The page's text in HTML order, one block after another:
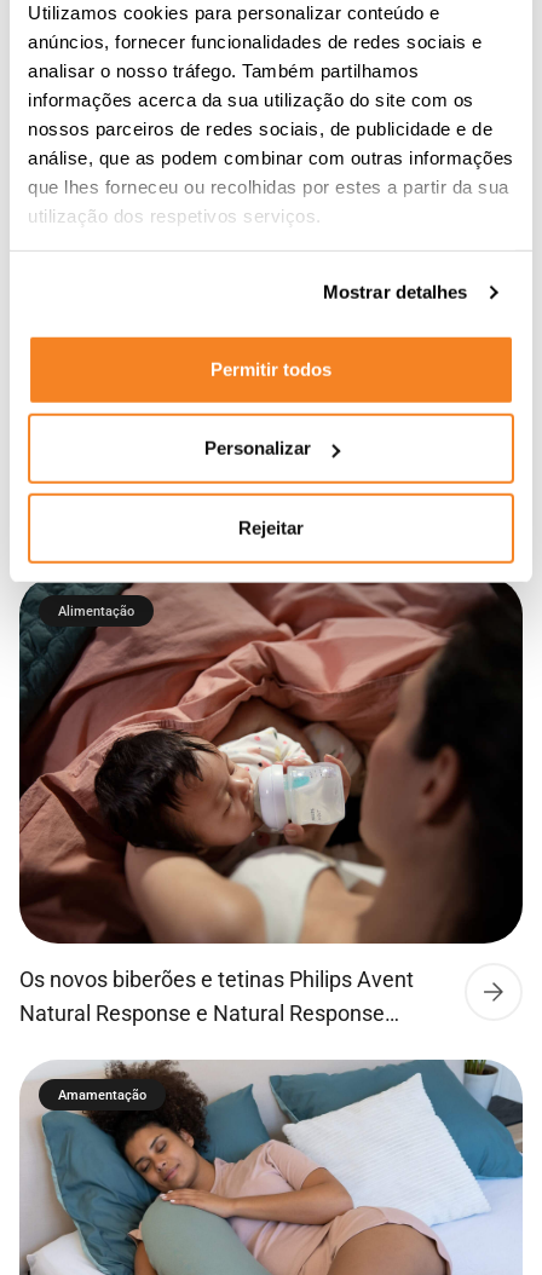
Utilizamos cookies para personalizar conteúdo e
anúncios, fornecer funcionalidades de redes sociais e
analisar o nosso tráfego. Também partilhamos
informações acerca da sua utilização do site com os
nossos parceiros de redes sociais, de publicidade e de
análise, que as podem combinar com outras informações
que lhes forneceu ou recolhidas por estes a partir da sua
utilização dos respetivos serviços.
Mostrar detalhes
Permitir todos
Personalizar
Rejeitar
Outros Artigos
Alimentação
Um porta chupetas fabricado 100% silicone
de grau alimentar! Este porta chupetas para
além de manter a chupeta sempre limpa,
pode se fixar em carrinhos de passeio ou
malas, sendo portátil e fácil de transportar
devido ao seu tamanho compacto.
Alimentação
Os novos biberões e tetinas Philips Avent
Natural Response e Natural Response
quando o bebé bebe ativamente, para que
este possa beber, engolir e respirar tal como
no peito da mãe. Os bebés conseguem
succionar, engolir e respirar ao seu ritmo
natural, tal como no peito. O que faz com […]
Amamentação